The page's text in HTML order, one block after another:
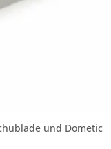
und Dometic